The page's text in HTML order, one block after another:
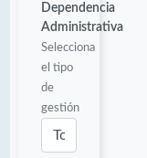
Dependencia
Administrativa
Selecciona
el tipo
de
gestión